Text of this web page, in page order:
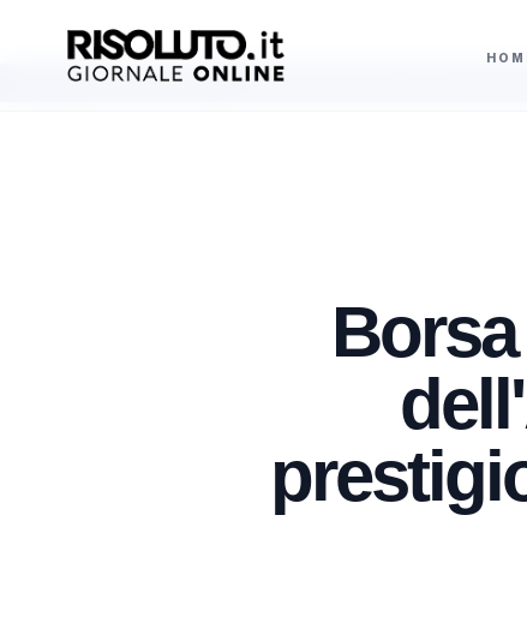
AGGIORNAMENTI
Operazione della Polizia di Stato a Napoli e Gioia Tauro, un arresto e